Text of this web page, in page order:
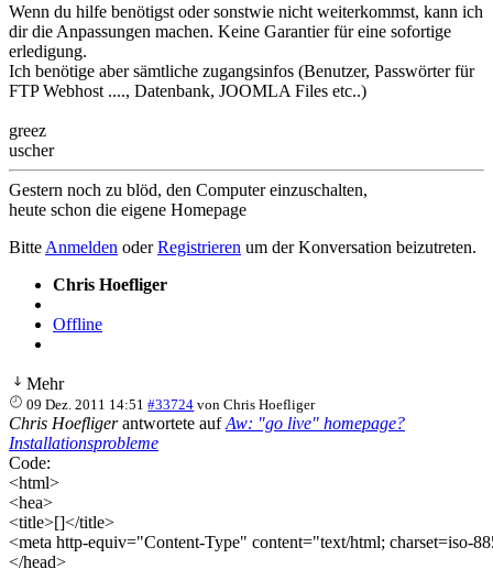
Wenn du hilfe benötigst oder sonstwie nicht weiterkommst, kann ich
dir die Anpassungen machen. Keine Garantier für eine sofortige
erledigung.
Ich benötige aber sämtliche zugangsinfos (Benutzer, Passwörter für
FTP Webhost ...., Datenbank, JOOMLA Files etc..)
greez
uscher
Gestern noch zu blöd, den Computer einzuschalten,
heute schon die eigene Homepage
Bitte Anmelden oderRegistrieren um der Konversation beizutreten.
Chris Hoefliger
Offline
Mehr
09 Dez. 2011 14:51 #33724 vonChris Hoefliger
Chris Hoefligerantwortete aufAw: "go live" homepage?
Installationsprobleme
Code:
<html>
<hea>
<title>[]</title>
<meta http-equiv="Content-Type" content="text/html; charset=iso-
</head>